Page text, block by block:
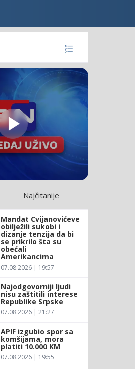
Najčitanije
Mandat Cvijanovićeve
obilježili sukobi i
dizanje tenzija da bi
se prikrilo šta su
obećali
Amerikancima
07.08.2026 | 19:57
Najodgovorniji ljudi
nisu zaštitili interese
Republike Srpske
07.08.2026 | 21:27
APIF izgubio spor sa
komšijama, mora
platiti 10.000 KM
07.08.2026 | 19:55